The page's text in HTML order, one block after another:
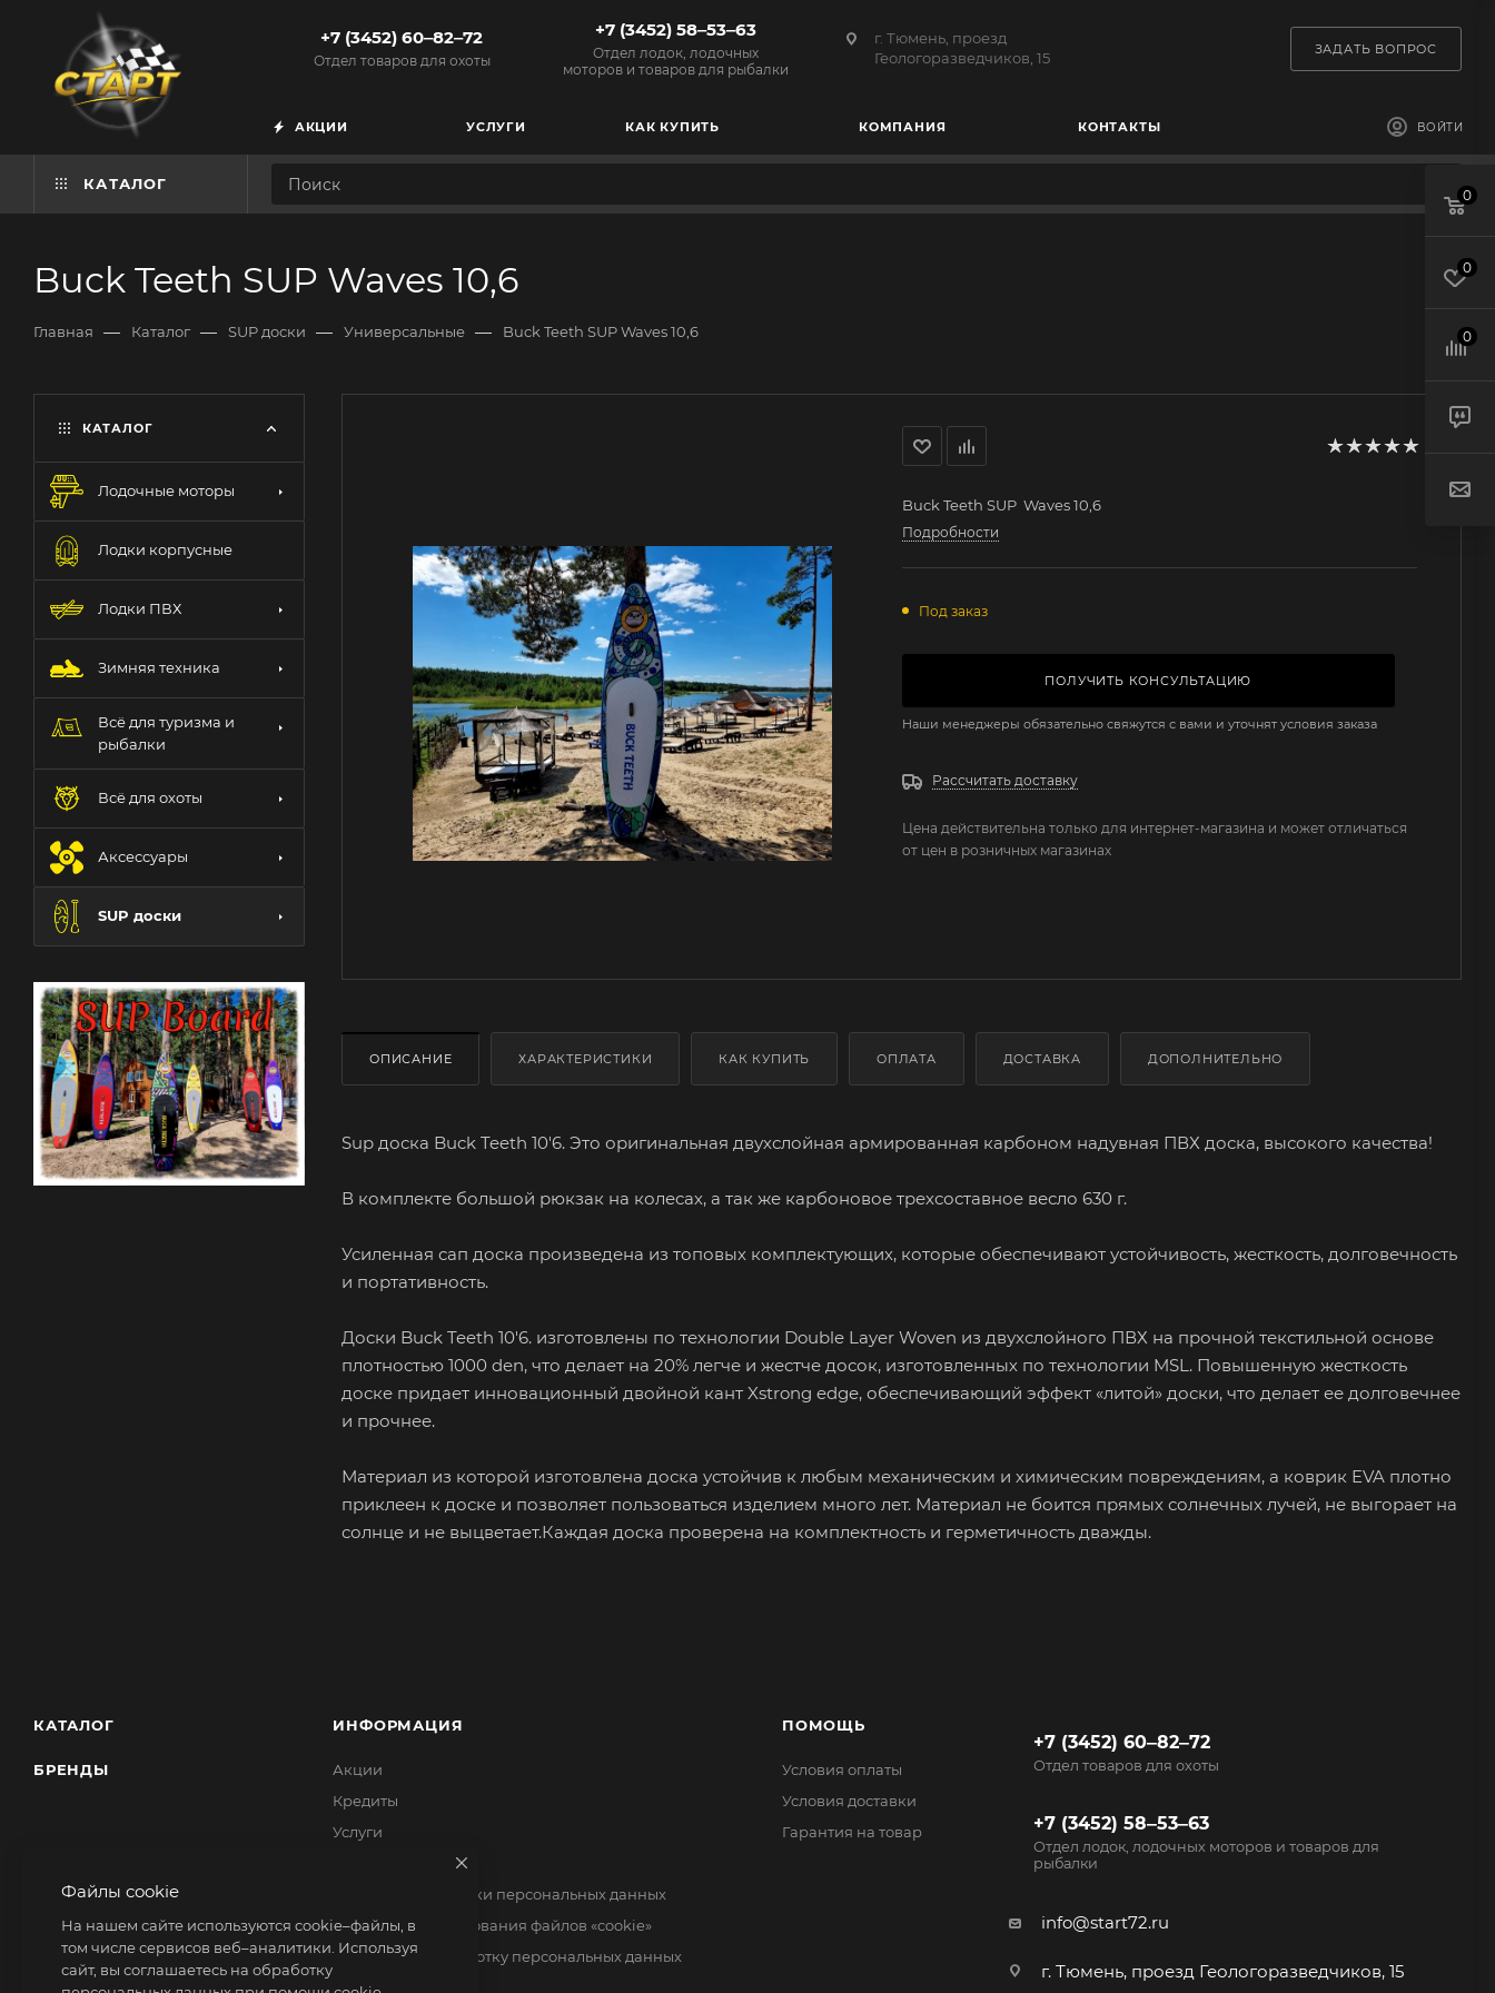
+7 (3452) 60‒82‒72
Отдел товаров для охоты
+7 (3452) 58‒53‒63
Отдел лодок, лодочных
моторов и товаров для рыбалки
г. Тюмень, проезд
Геологоразведчиков, 15
ЗАДАТЬ ВОПРОС
ВОЙТИ
АКЦИИ УСЛУГИ КАК КУПИТЬ КОМПАНИЯ КОНТАКТЫ
КАТАЛОГ
Buck Teeth SUP Waves 10,6
Главная — Каталог — SUP доски — Универсальные — Buck Teeth SUP Waves 10,6
Buck Teeth SUP Waves 10,6
Подробности
Под заказ
ПОЛУЧИТЬ КОНСУЛЬТАЦИЮ
Наши менеджеры обязательно свяжутся с вами и уточнят условия заказа
Рассчитать доставку
Цена действительна только для интернет-магазина и может отличаться
от цен в розничных магазинах
ОПИСАНИЕ ХАРАКТЕРИСТИКИ КАК КУПИТЬ ОПЛАТА ДОСТАВКА ДОПОЛНИТЕЛЬНО
Sup доска Buck Teeth 10'6. Это оригинальная двухслойная армированная карбоном надувная ПВХ доска, высокого качества!
В комплекте большой рюкзак на колесах, а так же карбоновое трехсоставное весло 630 г.
Усиленная сап доска произведена из топовых комплектующих, которые обеспечивают устойчивость, жесткость, долговечность
и портативность.
Доски Buck Teeth 10'6. изготовлены по технологии Double Layer Woven из двухслойного ПВХ на прочной текстильной основе
плотностью 1000 den, что делает на 20% легче и жестче досок, изготовленных по технологии MSL. Повышенную жесткость
доске придает инновационный двойной кант Xstrong edge, обеспечивающий эффект «литой» доски, что делает ее долговечнее
и прочнее.
Материал из которой изготовлена доска устойчив к любым механическим и химическим повреждениям, а коврик EVA плотно
приклеен к доске и позволяет пользоваться изделием много лет. Материал не боится прямых солнечных лучей, не выгорает на
солнце и не выцветает.Каждая доска проверена на комплектность и герметичность дважды.
КАТАЛОГ
Лодочные моторы
Лодки корпусные
Лодки ПВХ
Зимняя техника
Всё для туризма и
рыбалки
Всё для охоты
Аксессуары
SUP доски
КАТАЛОГ
БРЕНДЫ
ИНФОРМАЦИЯ
Акции
Кредиты
Услуги
Ответственность
Политика обработки персональных данных
Политика использования файлов «cookie»
Согласие на обработку персональных данных
ПОМОЩЬ
Условия оплаты
Условия доставки
Гарантия на товар
+7 (3452) 60‒82‒72
Отдел товаров для охоты
+7 (3452) 58‒53‒63
Отдел лодок, лодочных моторов и товаров для
рыбалки
info@start72.ru
г. Тюмень, проезд Геологоразведчиков, 15
0
0
0
Файлы cookie
На нашем сайте используются cookie–файлы, в
том числе сервисов веб–аналитики. Используя
сайт, вы соглашаетесь на обработку